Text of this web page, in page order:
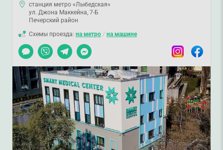
станция метро «Лыбедская»
ул. Джона Маккейна, 7-Б
Печерский район
Схемы проезда: на метро / на машине
Чат
Viber TelegramMessenger InstagramFacebook